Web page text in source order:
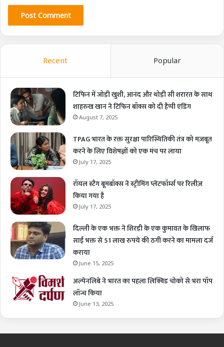
Recent Popular
टिफिन में जोड़ी खुशी, आनंद और थोड़ी सी शरारत के साथ
शाहरुख खान ने टिफिन बॉक्स को दी हैप्पी एंडिंग
August 7, 2025
TPAG भारत के रक्त सुरक्षा पारिस्थितिकी तंत्र को मज़बूत
करने के लिए विशेषज्ञों को एक मंच पर लाया
July 17, 2025
रॉयल स्टैग बूमबॉक्स ने स्ट्रीमिंग प्लेटफॉर्म्स पर रिलीज़
किया गया है
July 17, 2025
दिल्ली के एक भक्त ने शिरडी के एक कुमावत के खिलाफ
साईं भक्त से 51 लाख रुपये की ठगी करने का मामला दर्ज
कराया
June 15, 2025
अल्पेनलिबे ने भारत का पहला लिक्विड चोको से भरा पॉप
लॉन्च किया
June 13, 2025